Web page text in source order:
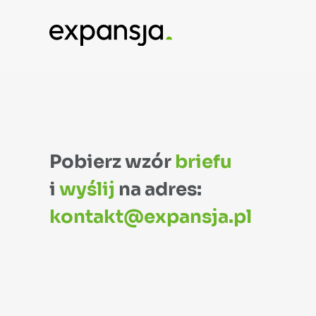
Widoczność
Pobierz wzór briefu
i wyślij na adres:
kontakt@expansja.pl